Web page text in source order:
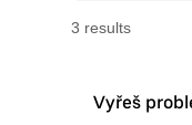
3 results
Vyřeš